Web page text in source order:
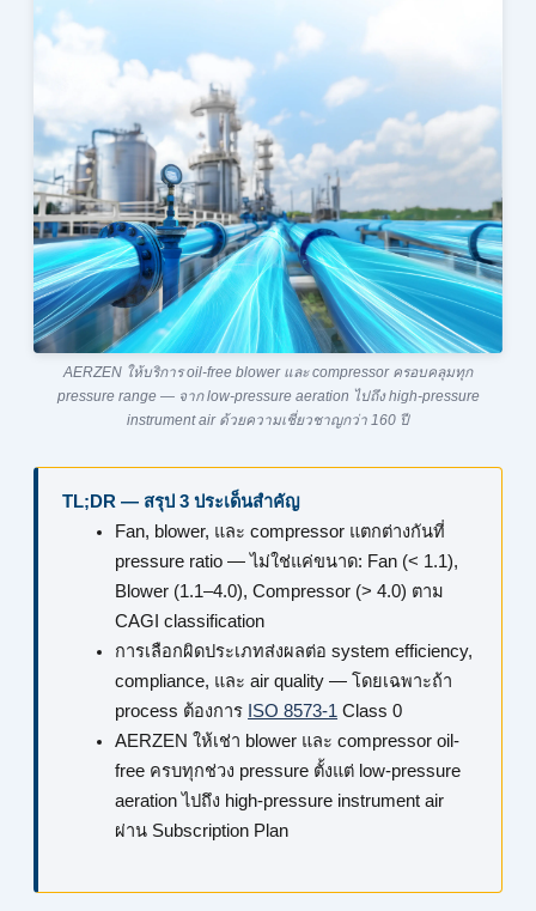
AERZEN ให้บริการ oil-free blower และ compressor ครอบคลุมทุก
pressure range — จาก low-pressure aeration ไปถึง high-pressure
instrument air ด้วยความเชี่ยวชาญกว่า 160 ปี
TL;DR — สรุป 3 ประเด็นสำคัญ
Fan, blower, และ compressor แตกต่างกันที่
pressure ratio — ไม่ใช่แค่ขนาด: Fan (< 1.1),
Blower (1.1–4.0), Compressor (> 4.0) ตาม
CAGI classification
การเลือกผิดประเภทส่งผลต่อ system efficiency,
compliance, และ air quality — โดยเฉพาะถ้า
process ต้องการ ISO 8573-1 Class 0
AERZEN ให้เช่า blower และ compressor oil-
free ครบทุกช่วง pressure ตั้งแต่ low-pressure
aeration ไปถึง high-pressure instrument air
ผ่าน Subscription Plan